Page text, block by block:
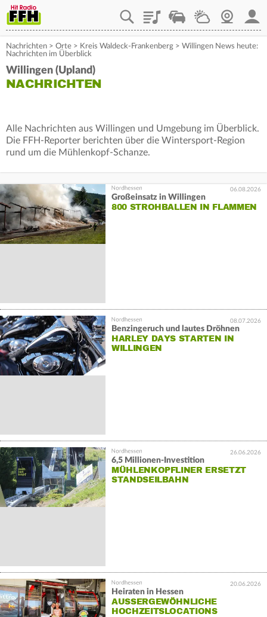
PlaylistStaupilotWetterWebcam
Nachrichten > Orte > Kreis Waldeck-Frankenberg > Willingen News heute:
Nachrichten im Überblick
Willingen (Upland)
NACHRICHTEN
Alle Nachrichten aus Willingen und Umgebung im Überblick.
Die FFH-Reporter berichten über die Wintersport-Region
rund um die Mühlenkopf-Schanze.
06.08.2026
Großeinsatz in Willingen
800 STROHBALLEN IN FLAMMEN
08.07.2026
Benzingeruch und lautes Dröhnen
HARLEY DAYS STARTEN IN
WILLINGEN
26.06.2026
6,5 Millionen-Investition
MÜHLENKOPFLINER ERSETZT
STANDSEILBAHN
20.06.2026
Heiraten in Hessen
AUSSERGEWÖHNLICHE H
OCHZEITSLOCATIONS